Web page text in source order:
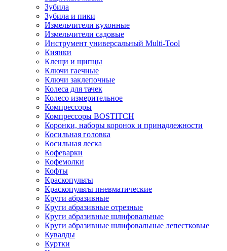
Зубила
Зубила и пики
Измельчители кухонные
Измельчители садовые
Инструмент универсальный Multi-Tool
Киянки
Клещи и щипцы
Ключи гаечные
Ключи заклепочные
Колеса для тачек
Колесо измерительное
Компрессоры
Компрессоры BOSTITCH
Коронки, наборы коронок и принадлежности
Косильная головка
Косильная леска
Кофеварки
Кофемолки
Кофты
Краскопульты
Краскопульты пневматические
Круги абразивные
Круги абразивные отрезные
Круги абразивные шлифовальные
Круги абразивные шлифовальные лепестковые
Кувалды
Куртки